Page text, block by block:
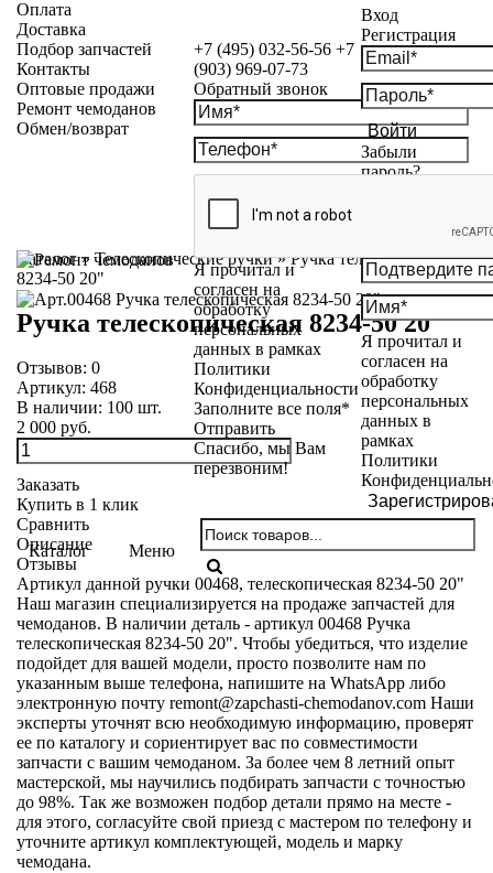
+7 (495) 032-56-56 +7
(903) 969-07-73
Обратный звонок
Я прочитал и
согласен на
обработку
персональных
данных в рамках
Политики
Конфиденциальности
Заполните все поля*
Отправить
Спасибо, мы Вам
перезвоним!
Вход
Регистрация
Войти
Забыли
пароль?
Я прочитал и
согласен на
обработку
персональных
данных в
рамках
Политики
Каталог Меню
Оплата
Доставка
Подбор запчастей
Контакты
Оптовые продажи
Ремонт чемоданов
Обмен/возврат
Каталог»Телескопические ручки»Ручка телескопическая
8234-50 20"
Ручка телескопическая 8234-50 20"
Отзывов: 0
Артикул: 468
В наличии: 100 шт.
2 000 руб.
Заказать
Купить в 1 клик
Сравнить
Описание
Отзывы
Артикул данной ручки 00468, телескопическая 8234-50 20"
Наш магазин специализируется на продаже запчастей для
чемоданов. В наличии деталь - артикул 00468 Ручка
телескопическая 8234-50 20". Чтобы убедиться, что изделие
подойдет для вашей модели, просто позволите нам по
указанным выше телефона, напишите на WhatsApp либо
электронную почту remont@zapchasti-chemodanov.com Наши
эксперты уточнят всю необходимую информацию, проверят
ее по каталогу и сориентирует вас по совместимости
запчасти с вашим чемоданом. За более чем 8 летний опыт
мастерской, мы научились подбирать запчасти с точностью
до 98%. Так же возможен подбор детали прямо на месте -
для этого, согласуйте свой приезд с мастером по телефону и
уточните артикул комплектующей, модель и марку
чемодана.